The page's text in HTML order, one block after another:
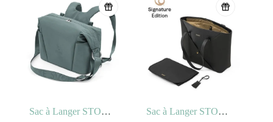
Sac à Langer STOKKE XPLORY X Vert-de-gris
Sac à Langer STOKKE XPLORY X Signature Noir